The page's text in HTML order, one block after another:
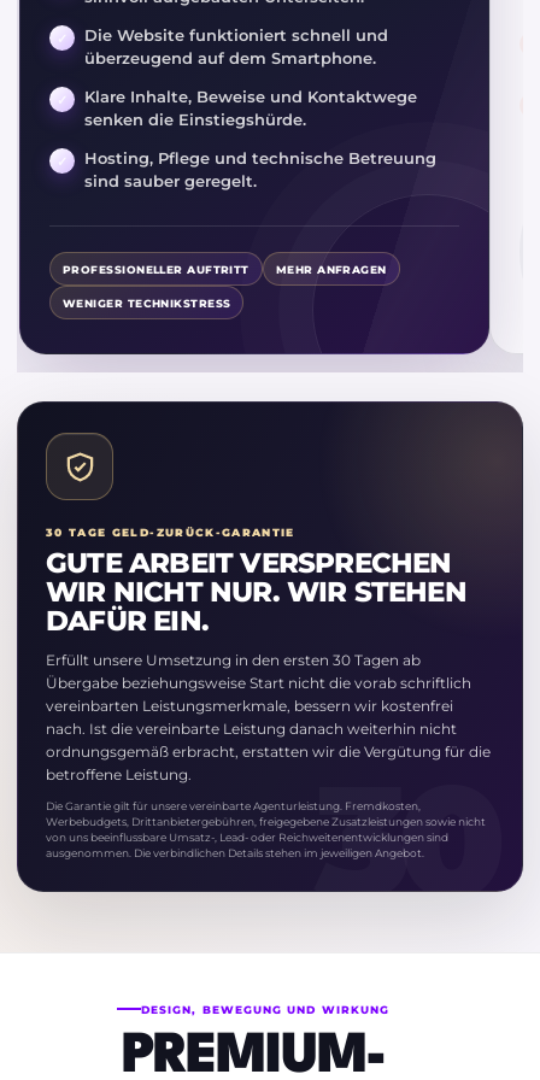
Die Website funktioniert schnell und
überzeugend auf dem Smartphone.
Klare Inhalte, Beweise und Kontaktwege
senken die Einstiegshürde.
Hosting, Pflege und technische Betreuung
sind sauber geregelt.
PROFESSIONELLER AUFTRITT MEHR ANFRAGEN
WENIGER TECHNIKSTRESS
30 TAGE GELD-ZURÜCK-GARANTIE
GUTE ARBEIT VERSPRECHEN
WIR NICHT NUR. WIR STEHEN
DAFÜR EIN.
Erfüllt unsere Umsetzung in den ersten 30 Tagen ab
Übergabe beziehungsweise Start nicht die vorab schriftlich
vereinbarten Leistungsmerkmale, bessern wir kostenfrei
nach. Ist die vereinbarte Leistung danach weiterhin nicht
ordnungsgemäß erbracht, erstatten wir die Vergütung für die
betroffene Leistung.
Die Garantie gilt für unsere vereinbarte Agenturleistung. Fremdkosten,
Werbebudgets, Drittanbietergebühren, freigegebene Zusatzleistungen sowie nicht
von uns beeinflussbare Umsatz-, Lead- oder Reichweitenentwicklungen sind
ausgenommen. Die verbindlichen Details stehen im jeweiligen Angebot.
DESIGN, BEWEGUNG UND WIRKUNG
PREMIUM-